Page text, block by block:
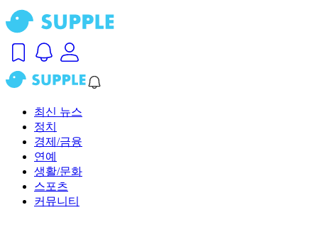
최신 뉴스
정치
경제/금융
연예
생활/문화
스포츠
커뮤니티